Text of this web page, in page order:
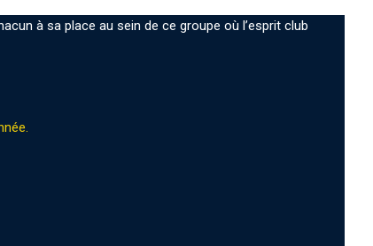
à sa place au sein de ce groupe où l’esprit club